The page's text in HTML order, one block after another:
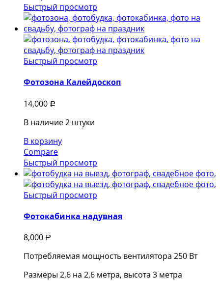
Быстрый просмотр
Быстрый просмотр
Фотозона Калейдоскоп
14,000 Р
В наличие 2 штуки
В корзину
Compare
Быстрый просмотр
Быстрый просмотр
Фотокабинка надувная
8,000 Р
Потребляемая мощность вентилятора 250 Вт
Размеры 2,6 на 2,6 метра, высота 3 метра